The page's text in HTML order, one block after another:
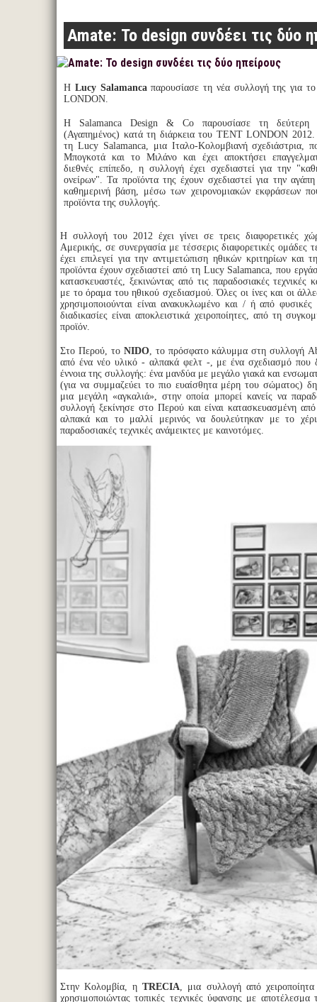
Amate: Το design συνδέει τις δύο
Η Lucy Salamancaπαρουσίασε τη νέα συλλογή της για
LONDON.
Η Salamanca Design & Co παρουσίασε τη
(Αγαπημένος) κατά τη διάρκεια του TENT LONDON 2012.
τη Lucy Salamanca, μια Ιταλο-Κολομβιανή σχεδιάστρια,
Μπογκοτά και το Μιλάνο και έχει αποκτήσει
διεθνές επίπεδο, η συλλογή έχει σχεδιαστεί για την
ονείρων". Τα προϊόντα της έχουν σχεδιαστεί για την
καθημερινή βάση, μέσω των χειρονομιακών εκφράσεων
προϊόντα της συλλογής.
Η συλλογή του 2012 έχει γίνει σε τρεις διαφορετικές
Αμερικής, σε συνεργασία με τέσσερις διαφορετικές ομάδες
έχει επιλεγεί για την αντιμετώπιση ηθικών κριτηρίων και
προϊόντα έχουν σχεδιαστεί από τη Lucy Salamanca, που
κατασκευαστές, ξεκινώντας από τις παραδοσιακές τεχνικές
με το όραμα του ηθικού σχεδιασμού. Όλες οι ίνες και οι
χρησιμοποιούνται είναι ανακυκλωμένο και / ή από φυσικές
διαδικασίες είναι αποκλειστικά χειροποίητες, από τη
προϊόν.
Στο Περού, το NIDO, το πρόσφατο κάλυμμα στη συλλογή
από ένα νέο υλικό - αλπακά φελτ -, με ένα σχεδιασμό που
έννοια της συλλογής: ένα μανδύα με μεγάλο γιακά και
(για να συμμαζεύει το πιο ευαίσθητα μέρη του σώματος)
μια μεγάλη «αγκαλιά», στην οποία μπορεί κανείς να
συλλογή ξεκίνησε στο Περού και είναι κατασκευασμένη
αλπακά και το μαλλί μερινός να δουλεύτηκαν με το χέρι
παραδοσιακές τεχνικές ανάμεικτες με καινοτόμες.
Στην Κολομβία, ηTRECIA, μια συλλογή από
χρησιμοποιώντας τοπικές τεχνικές ύφανσης με